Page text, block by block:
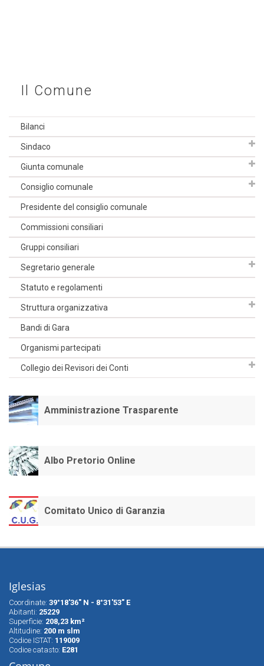
Il Comune
Bilanci
Sindaco
Giunta comunale
Consiglio comunale
Presidente del consiglio comunale
Commissioni consiliari
Gruppi consiliari
Segretario generale
Statuto e regolamenti
Struttura organizzativa
Bandi di Gara
Organismi partecipati
Collegio dei Revisori dei Conti
Amministrazione Trasparente
Albo Pretorio Online
Comitato Unico di Garanzia
Iglesias
Coordinate: 39°18'36" N - 8°31'53" E
Abitanti: 25229
Superfìcie: 208,23 km²
Altitudine: 200 m slm
Codice ISTAT: 119009
Codice catasto: E281